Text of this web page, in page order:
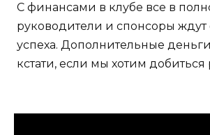
С финансами в клубе все в
руководители и спонсоры ждут
успеха. Дополнительные
кстати, если мы хотим добиться